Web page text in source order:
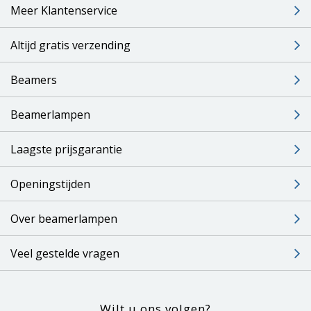
Meer Klantenservice
Altijd gratis verzending
Beamers
Beamerlampen
Laagste prijsgarantie
Openingstijden
Over beamerlampen
Veel gestelde vragen